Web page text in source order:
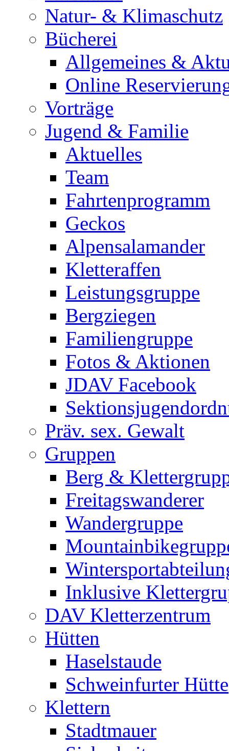
Natur- & Klimaschutz
Bücherei
Allgemeines &
Online
Vorträge
Jugend & Familie
Aktuelles
Team
Fahrtenprogramm
Geckos
Alpensalamander
Kletteraffen
Leistungsgruppe
Bergziegen
Familiengruppe
Fotos & Aktionen
JDAV Facebook
Präv. sex. Gewalt
Gruppen
Berg &
Freitagswanderer
Wandergruppe
Inklusive
DAV Kletterzentrum
Hütten
Haselstaude
Schweinfurter Hütte
Klettern
Stadtmauer